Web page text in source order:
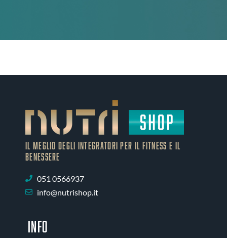
IL MEGLIO DEGLI Integratori PER IL FITNESS E IL
BENESSERE
051 0566937
info@nutrishop.it
INFO